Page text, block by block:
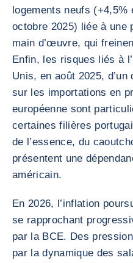
logements neufs (+4,5%
octobre 2025) liée à une
main d’œuvre, qui
Enfin, les risques liés à
Unis, en août 2025,
sur les importations en
européenne sont
certaines filières
de l’essence, du
présentent une
américain.
En 2026, l’inflation
se rapprochant
par la BCE. Des
par la dynamique des